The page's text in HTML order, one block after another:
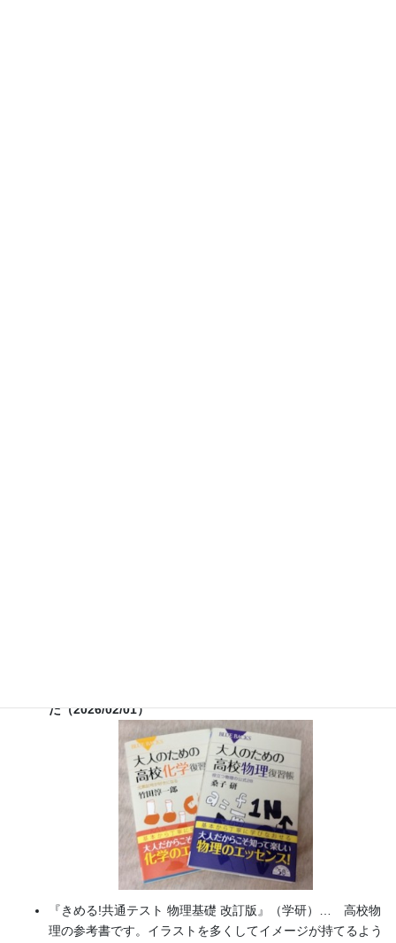
た（2026/02/01）
『きめる!共通テスト 物理基礎 改訂版』（学研）… 高校物
理の参考書です。イラストを多くしてイメージが持てるよう